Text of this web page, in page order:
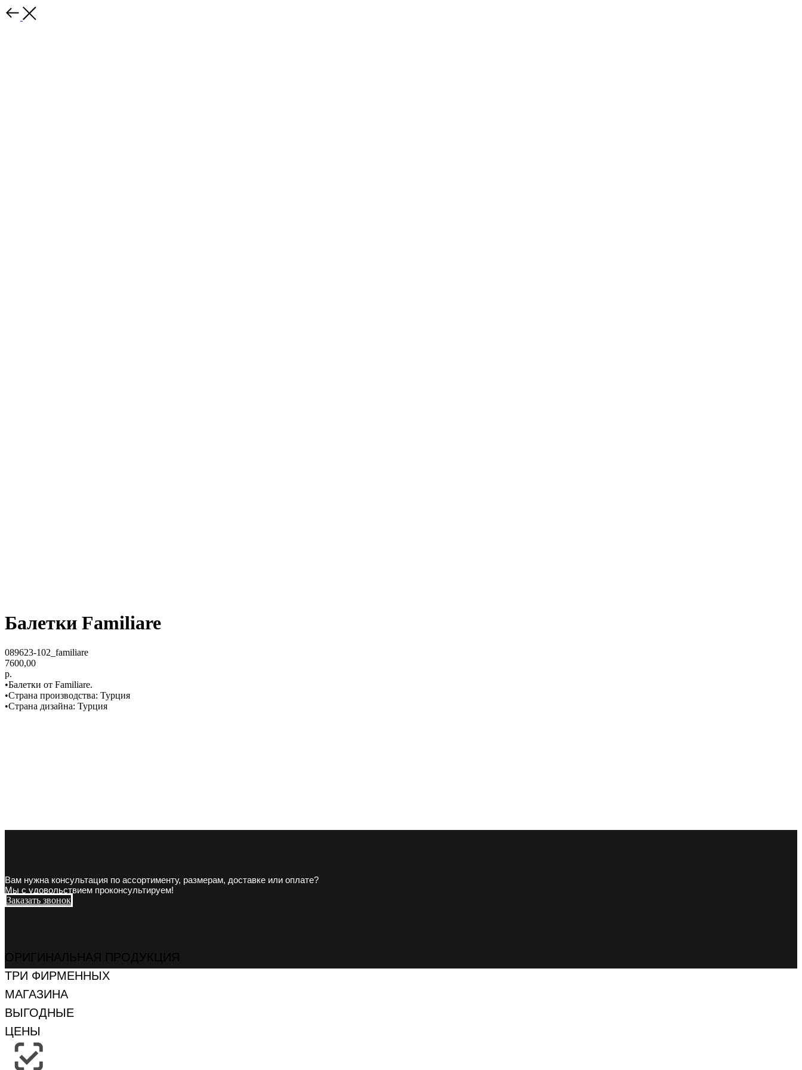
Балетки Familiare
089623-102_familiare
7600,00
р.
•Балетки от Familiare.
•Страна производства: Турция
•Страна дизайна: Турция
ТРИ ФИРМЕННЫХ
МАГАЗИНА
ВЫГОДНЫЕ
ЦЕНЫ
Вам нужна консультация по ассортименту, размерам, доставке или оплате?
Мы с удовольствием проконсультируем!
Заказать звонок